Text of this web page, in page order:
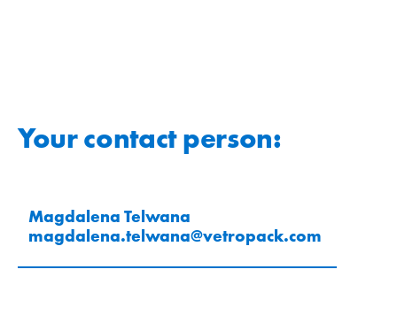
Your contact person:
Magdalena Telwana
magdalena.telwana@vetropack.com